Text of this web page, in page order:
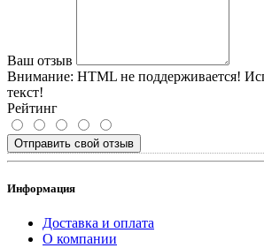
Ваш отзыв
Внимание: HTML не поддерживается!
текст!
Рейтинг
Отправить свой отзыв
Информация
Доставка и оплата
О компании